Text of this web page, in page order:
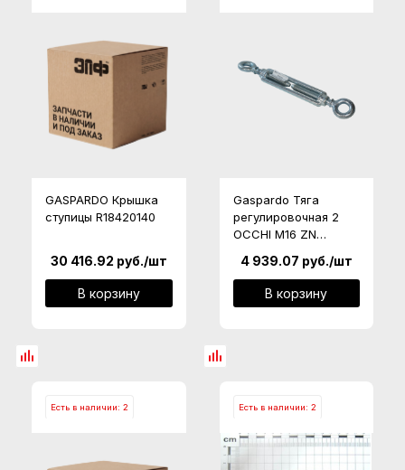
GASPARDO Крышка
ступицы R18420140
30 416.92 руб./шт
В корзину
Gaspardo Тяга
регулировочная 2
OCCHI M16 ZN
4 939.07 руб./шт
В корзину
Есть в наличии: 2 Есть в наличии: 2